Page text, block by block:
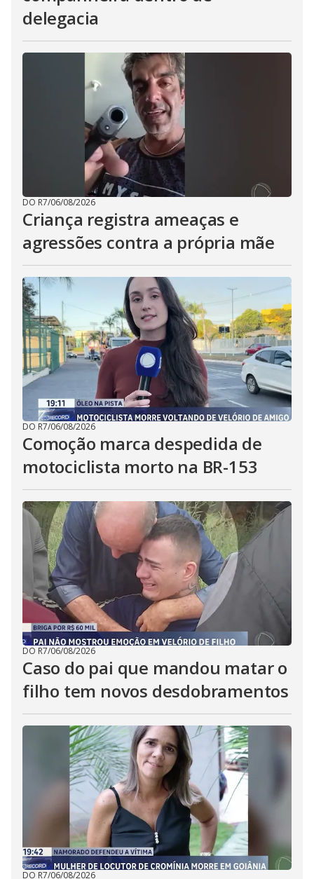
delegacia
DO R7/06/08/2026
Criança registra ameaças e
agressões contra a própria mãe
DO R7/06/08/2026
Comoção marca despedida de
motociclista morto na BR-153
DO R7/06/08/2026
Caso do pai que mandou matar o
filho tem novos desdobramentos
DO R7/06/08/2026